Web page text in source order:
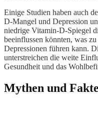
Einige Studien haben auch
D-Mangel und Depression
niedrige Vitamin-D-Spiegel
beeinflussen könnten, was
Depressionen führen kann.
unterstreichen die weite
Gesundheit und das
Mythen und